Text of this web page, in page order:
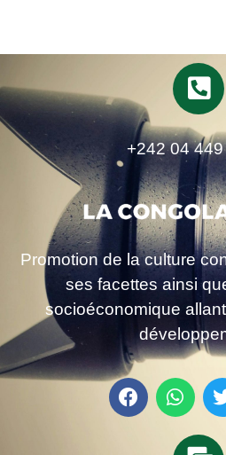
+242 04
Promotion de la culture
ses facettes ainsi
socioéconomique